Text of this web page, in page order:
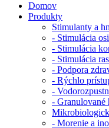
Domov
Produkty
Stimulanty a
- Stimulácia
- Stimulácia
- Stimulácia
- Podpora
- Rýchlo
-
- Granulované
- Morenie a